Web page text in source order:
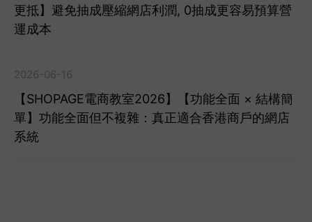
更抵】避免抽成壓縮網店利潤, 0抽成更容易預算營
運成本
2026-06-16
【SHOPAGE電商教室2026】【功能全面 × 結構簡
單】功能全面但不複雜：真正適合香港商戶的網店
系統